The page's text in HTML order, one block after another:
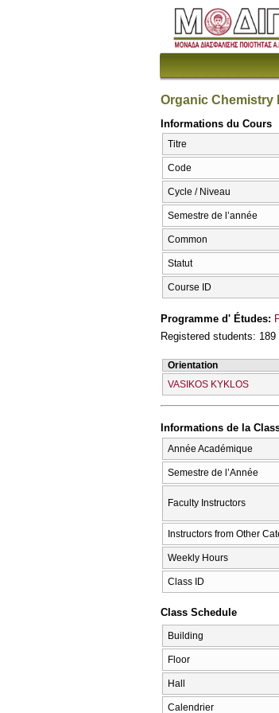
Organic Chemistry
Informations du Cours
Titre
Code
Cycle / Niveau
Semestre de l’année
Common
Statut
Course ID
Programme d' Études:
Registered students: 189
Orientation
VASIKOS KYKLOS
Informations de la
Année Académique
Semestre de l’Année
Faculty Instructors
Instructors from Other
Weekly Hours
Class ID
Class Schedule
Building
Floor
Hall
Calendrier